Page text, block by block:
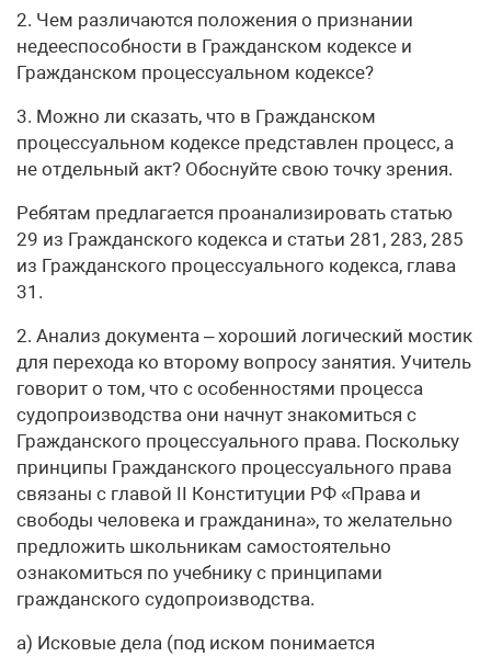
2. Чем различаются положения о признании
недееспособности в Гражданском кодексе и
Гражданском процессуальном кодексе?
3. Можно ли сказать, что в Гражданском
процессуальном кодексе представлен процесс, а
не отдельный акт? Обоснуйте свою точку зрения.
Ребятам предлагается проанализировать статью
29 из Гражданского кодекса и статьи 281, 283, 285
из Гражданского процессуального кодекса, глава
31.
2. Анализ документа – хороший логический мостик
для перехода ко второму вопросу занятия. Учитель
говорит о том, что с особенностями процесса
судопроизводства они начнут знакомиться с
Гражданского процессуального права. Поскольку
принципы Гражданского процессуального права
связаны с главой II Конституции РФ «Права и
свободы человека и гражданина», то желательно
предложить школьникам самостоятельно
ознакомиться по учебнику с принципами
гражданского судопроизводства.
а) Исковые дела (под иском понимается